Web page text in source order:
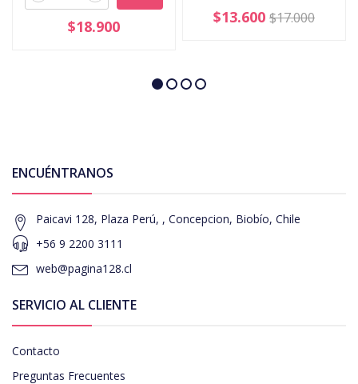
$18.900 $13.600 $17.000
ENCUÉNTRANOS
Paicavi 128, Plaza Perú, , Concepcion, Biobío, Chile
+56 9 2200 3111
web@pagina128.cl
SERVICIO AL CLIENTE
Contacto
Preguntas Frecuentes